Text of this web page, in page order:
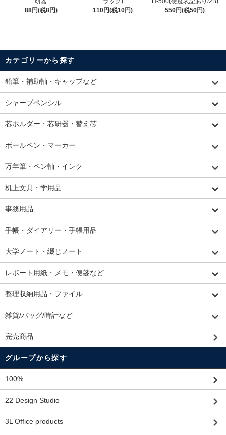
88円(税8円)
110円(税10円)
550円(税50円)
カテゴリーから探す
鉛筆・補助軸・キャップなど
シャープペンシル
芯ホルダー・芯研器・替え芯
ボールペン・マーカー
万年筆・ペン軸・インク
机上文具・学用品
事務用品
手帳・ダイアリー・手帳用品
大学ノート・綴じノート
レポート用紙・メモ・便箋など
整理収納用品・ファイル
雑貨/バッグ/時計など
完売商品
グループから探す
100%
22 Design Studio
3L Office products